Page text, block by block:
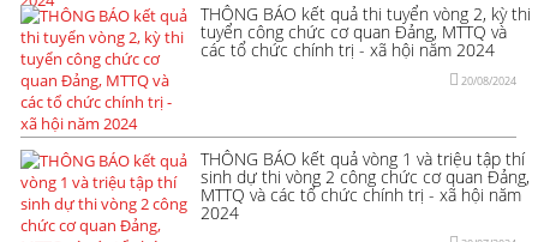
THÔNG BÁO kết quả thi tuyển vòng 2, kỳ thi
tuyển công chức cơ quan Đảng, MTTQ và
các tổ chức chính trị - xã hội năm 2024
20/08/2024
THÔNG BÁO kết quả vòng 1 và triệu tập thí
sinh dự thi vòng 2 công chức cơ quan Đảng,
MTTQ và các tổ chức chính trị - xã hội năm
2024